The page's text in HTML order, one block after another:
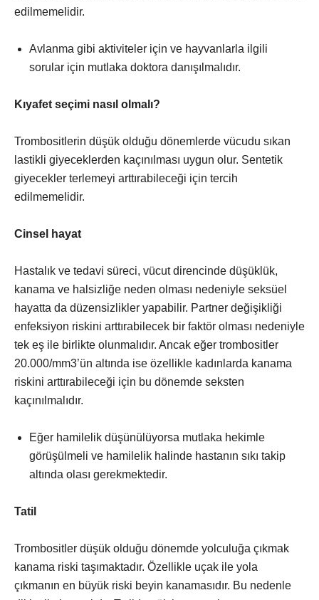
edilmemelidir.
Avlanma gibi aktiviteler için ve hayvanlarla ilgili
sorular için mutlaka doktora danışılmalıdır.
Kıyafet seçimi nasıl olmalı?
Trombositlerin düşük olduğu dönemlerde vücudu sıkan
lastikli giyeceklerden kaçınılması uygun olur. Sentetik
giyecekler terlemeyi arttırabileceği için tercih
edilmemelidir.
Cinsel hayat
Hastalık ve tedavi süreci, vücut direncinde düşüklük,
kanama ve halsizliğe neden olması nedeniyle seksüel
hayatta da düzensizlikler yapabilir. Partner değişikliği
enfeksiyon riskini arttırabilecek bir faktör olması nedeniyle
tek eş ile birlikte olunmalıdır. Ancak eğer trombositler
20.000/mm3’ün altında ise özellikle kadınlarda kanama
riskini arttırabileceği için bu dönemde seksten
kaçınılmalıdır.
Eğer hamilelik düşünülüyorsa mutlaka hekimle
görüşülmeli ve hamilelik halinde hastanın sıkı takip
altında olası gerekmektedir.
Tatil
Trombositler düşük olduğu dönemde yolculuğa çıkmak
kanama riski taşımaktadır. Özellikle uçak ile yola
çıkmanın en büyük riski beyin kanamasıdır. Bu nedenle